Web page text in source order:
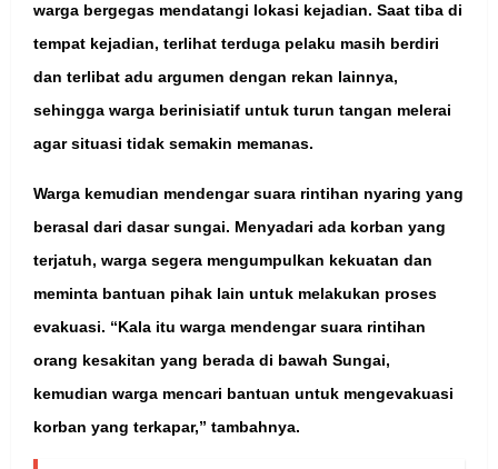
warga bergegas mendatangi lokasi kejadian. Saat tiba di
tempat kejadian, terlihat terduga pelaku masih berdiri
dan terlibat adu argumen dengan rekan lainnya,
sehingga warga berinisiatif untuk turun tangan melerai
agar situasi tidak semakin memanas.
Warga kemudian mendengar suara rintihan nyaring yang
berasal dari dasar sungai. Menyadari ada korban yang
terjatuh, warga segera mengumpulkan kekuatan dan
meminta bantuan pihak lain untuk melakukan proses
evakuasi. “Kala itu warga mendengar suara rintihan
orang kesakitan yang berada di bawah Sungai,
kemudian warga mencari bantuan untuk mengevakuasi
korban yang terkapar,” tambahnya.